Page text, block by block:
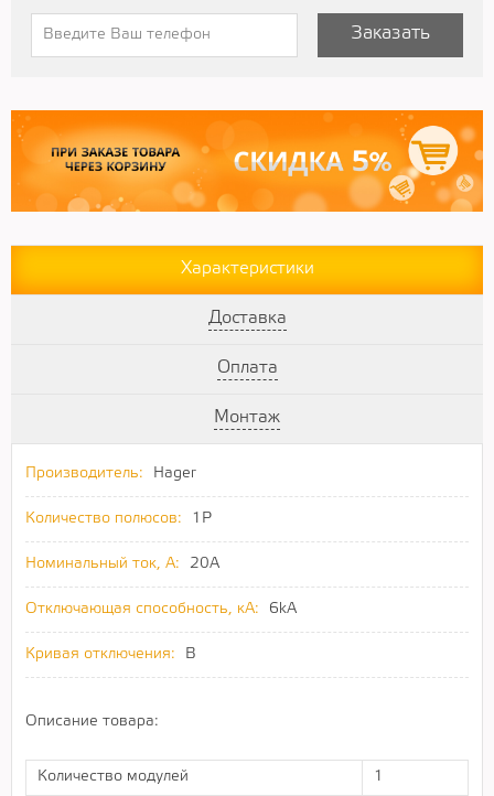
Заказать
Характеристики
Доставка
Оплата
Монтаж
Производитель: Hager
Количество полюсов: 1P
Номинальный ток, А: 20A
Отключающая способность, кА: 6kA
Кривая отключения: B
Описание товара:
Количество модулей 1